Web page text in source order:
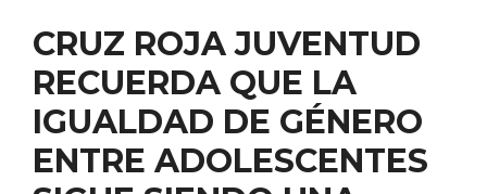
CRUZ ROJA JUVENTUD
RECUERDA QUE LA
IGUALDAD DE GÉNERO
ENTRE ADOLESCENTES